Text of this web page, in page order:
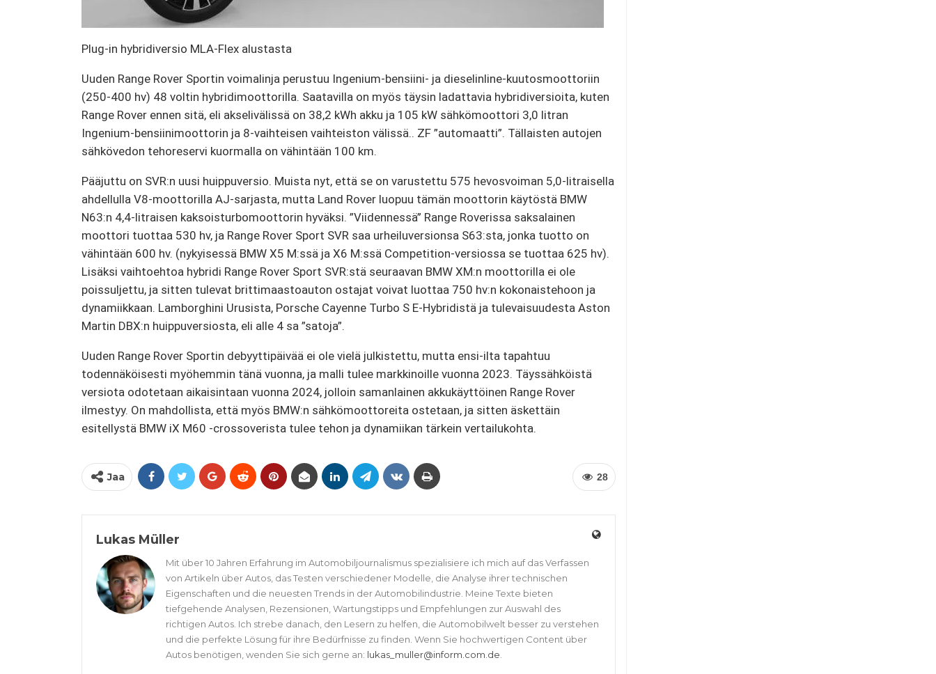
Plug-in hybridiversio MLA-Flex alustasta
Uuden Range Rover Sportin voimalinja perustuu Ingenium-bensiini- ja dieselinline-kuutosmoottoriin
(250-400 hv) 48 voltin hybridimoottorilla. Saatavilla on myös täysin ladattavia hybridiversioita, kuten
Range Rover ennen sitä, eli akselivälissä on 38,2 kWh akku ja 105 kW sähkömoottori 3,0 litran
Ingenium-bensiinimoottorin ja 8-vaihteisen vaihteiston välissä.. ZF ”automaatti”. Tällaisten autojen
sähkövedon tehoreservi kuormalla on vähintään 100 km.
Pääjuttu on SVR:n uusi huippuversio. Muista nyt, että se on varustettu 575 hevosvoiman 5,0-litraisella
ahdellulla V8-moottorilla AJ-sarjasta, mutta Land Rover luopuu tämän moottorin käytöstä BMW
N63:n 4,4-litraisen kaksoisturbomoottorin hyväksi. ”Viidennessä” Range Roverissa saksalainen
moottori tuottaa 530 hv, ja Range Rover Sport SVR saa urheiluversionsa S63:sta, jonka tuotto on
vähintään 600 hv. (nykyisessä BMW X5 M:ssä ja X6 M:ssä Competition-versiossa se tuottaa 625 hv).
Lisäksi vaihtoehtoa hybridi Range Rover Sport SVR:stä seuraavan BMW XM:n moottorilla ei ole
poissuljettu, ja sitten tulevat brittimaastoauton ostajat voivat luottaa 750 hv:n kokonaistehoon ja
dynamiikkaan. Lamborghini Urusista, Porsche Cayenne Turbo S E-Hybridistä ja tulevaisuudesta Aston
Martin DBX:n huippuversiosta, eli alle 4 sa ”satoja”.
Uuden Range Rover Sportin debyyttipäivää ei ole vielä julkistettu, mutta ensi-ilta tapahtuu
todennäköisesti myöhemmin tänä vuonna, ja malli tulee markkinoille vuonna 2023. Täyssähköistä
versiota odotetaan aikaisintaan vuonna 2024, jolloin samanlainen akkukäyttöinen Range Rover
ilmestyy. On mahdollista, että myös BMW:n sähkömoottoreita ostetaan, ja sitten äskettäin
esitellystä BMW iX M60 -crossoverista tulee tehon ja dynamiikan tärkein vertailukohta.
28
Jaa
Lukas Müller
Mit über 10 Jahren Erfahrung im Automobiljournalismus spezialisiere ich mich auf das Verfassen
von Artikeln über Autos, das Testen verschiedener Modelle, die Analyse ihrer technischen
Eigenschaften und die neuesten Trends in der Automobilindustrie. Meine Texte bieten
tiefgehende Analysen, Rezensionen, Wartungstipps und Empfehlungen zur Auswahl des
richtigen Autos. Ich strebe danach, den Lesern zu helfen, die Automobilwelt besser zu verstehen
und die perfekte Lösung für ihre Bedürfnisse zu finden. Wenn Sie hochwertigen Content über
Autos benötigen, wenden Sie sich gerne an: lukas_muller@inform.com.de